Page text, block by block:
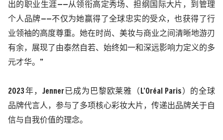
出的职业生涯—— 从领衔高定秀场、担纲国际大片，到管理
个人品牌——不仅为她赢得了全球忠实的受众，也获得了行
业领袖的高度尊重。她在时尚、美妆与商业之间清晰地游刃
有余，展现了由泰然自若、始终如一和深远影响力定义的多
元才华。 ”
2023 年， Jenner 已成为巴黎欧莱雅（ L’Oréal Paris ）的全球
品牌代言人，参与了多项核心彩妆大片，传递出品牌关于自
信与自我价值的理念。